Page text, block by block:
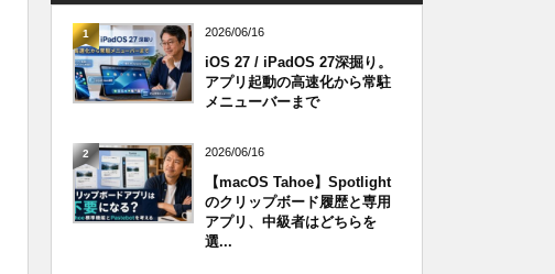
1 2026/06/16
iOS 27 / iPadOS 27深掘り。
アプリ起動の高速化から常駐
メニューバーまで
2 2026/06/16
【macOS Tahoe】Spotlight
のクリップボード履歴と専用
アプリ、中級者はどちらを
選...